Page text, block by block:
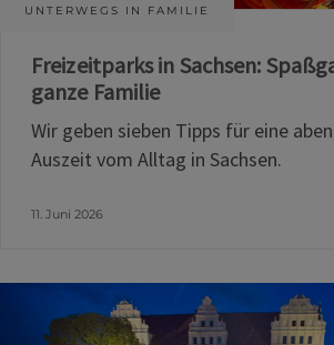
UNTERWEGS IN FAMILIE
Freizeitparks in Sachsen:
ganze Familie
Wir geben sieben Tipps für eine
Auszeit vom Alltag in Sachsen.
11. Juni 2026